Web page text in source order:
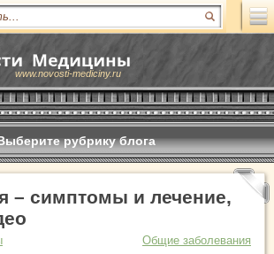
www.novosti-mediciny.ru
рубрику блога
– симптомы и лечение,
Общие заболевания